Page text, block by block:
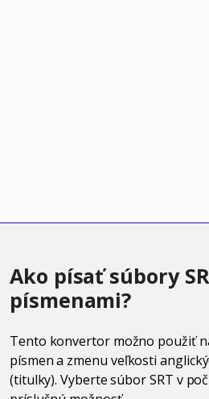
Ako písať súbory
písmenami?
Tento konvertor možno použiť
písmen a zmenu veľkosti
(titulky). Vyberte súbor SRT v